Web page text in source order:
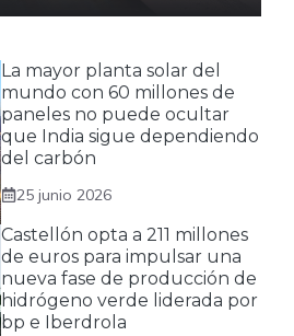
La mayor planta solar del
mundo con 60 millones de
paneles no puede ocultar
que India sigue dependiendo
del carbón
25 junio 2026
Castellón opta a 211 millones
de euros para impulsar una
nueva fase de producción de
hidrógeno verde liderada por
bp e Iberdrola